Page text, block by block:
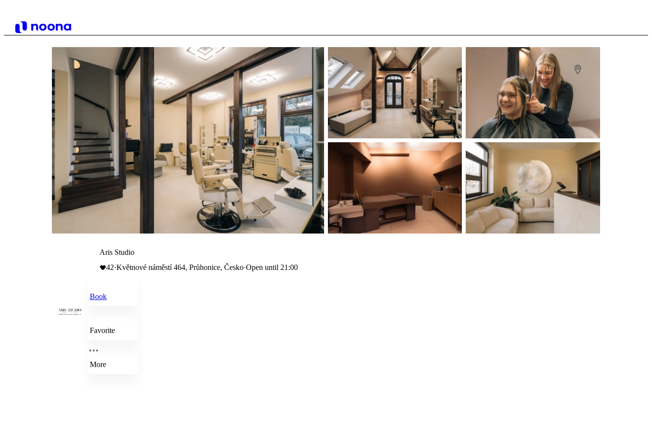
Aris Studio
42·Květnové náměstí 464, Průhonice, Česko·Open until 21:00
Book
Favorite
More